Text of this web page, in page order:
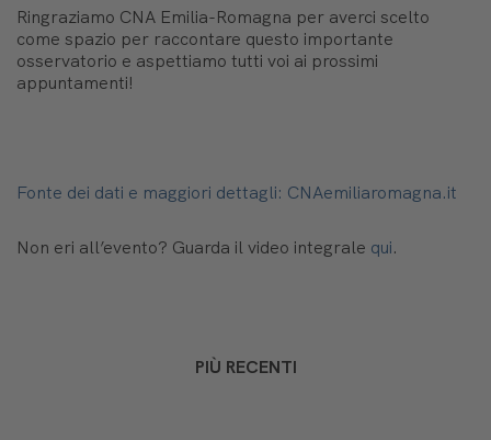
Ringraziamo CNA Emilia-Romagna per averci scelto
come spazio per raccontare questo importante
osservatorio e aspettiamo tutti voi ai prossimi
appuntamenti!
Fonte dei dati e maggiori dettagli: CNAemiliaromagna.it
Non eri all’evento? Guarda il video integrale qui.
PIÙ RECENTI